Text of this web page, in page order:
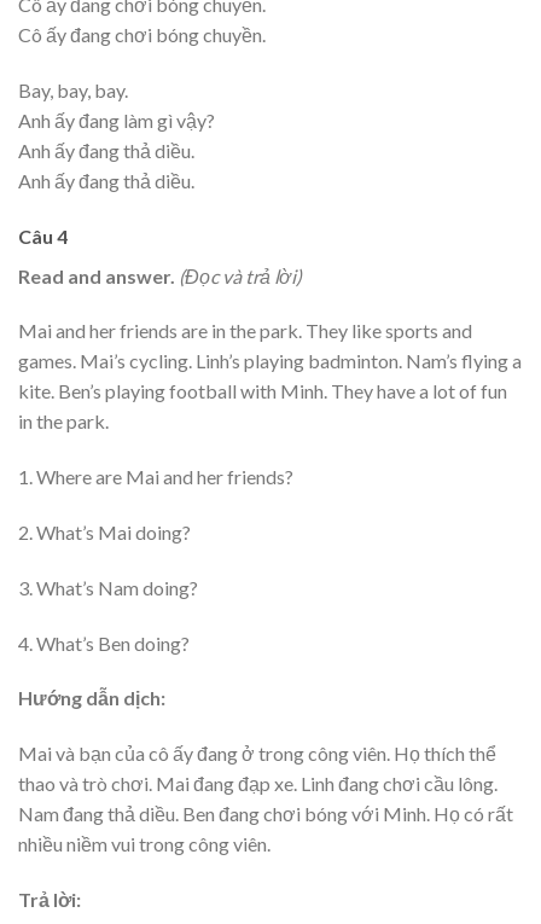
Cô ấy đang chơi bóng chuyền.
Bay, bay, bay.
Anh ấy đang làm gì vậy?
Anh ấy đang thả diều.
Anh ấy đang thả diều.
Câu 4
Read and answer. (Đọc và trả lời)
Mai and her friends are in the park. They like sports and
games. Mai’s cycling. Linh’s playing badminton. Nam’s flying a
kite. Ben’s playing football with Minh. They have a lot of fun
in the park.
1. Where are Mai and her friends?
2. What’s Mai doing?
3. What’s Nam doing?
4. What’s Ben doing?
Hướng dẫn dịch:
Mai và bạn của cô ấy đang ở trong công viên. Họ thích thể
thao và trò chơi. Mai đang đạp xe. Linh đang chơi cầu lông.
Nam đang thả diều. Ben đang chơi bóng với Minh. Họ có rất
nhiều niềm vui trong công viên.
Trả lời: